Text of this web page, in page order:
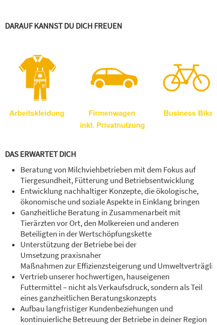
DARAUF KANNST DU DICH FREUEN
DAS ERWARTET DICH
Beratung von Milchviehbetrieben mit dem Fokus auf
Tiergesundheit, Fütterung und Betriebsentwicklung
Entwicklung nachhaltiger Konzepte, die ökologische,
ökonomische und soziale Aspekte in Einklang bringen
Ganzheitliche Beratung in Zusammenarbeit mit
Tierärzten vor Ort, den Molkereien und anderen
Beteiligten in der Wertschöpfungskette
Unterstützung der Betriebe bei der
Umsetzung praxisnaher
Maßnahmen zur Effizienzsteigerung und
Vertrieb unserer hochwertigen, hauseigenen
Futtermittel – nicht als Verkaufsdruck, sondern als Teil
eines ganzheitlichen Beratungskonzepts
Aufbau langfristiger Kundenbeziehungen und
kontinuierliche Betreuung der Betriebe in deiner Region